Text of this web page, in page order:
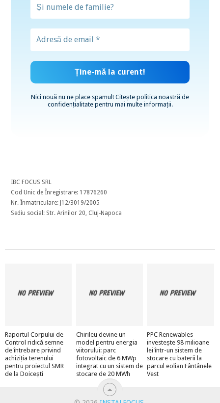
Nici nouă nu ne place spamul! Citește politica noastră de
confidențialitatepentru mai multe informații.
IBC FOCUS SRL
Cod Unic de Înregistrare: 17876260
Nr. Înmatriculare: J12/3019/2005
Sediu social: Str. Arinilor 20, Cluj-Napoca
Raportul Corpului de
Control ridică semne
de întrebare privind
achiziția terenului
pentru proiectul SMR
de la Doicești
Chirileu devine un
model pentru energia
viitorului: parc
fotovoltaic de 6 MWp
integrat cu un sistem de
stocare de 20 MWh
PPC Renewables
investește 98 milioane
lei într-un sistem de
stocare cu baterii la
parcul eolian Fântânele
Vest